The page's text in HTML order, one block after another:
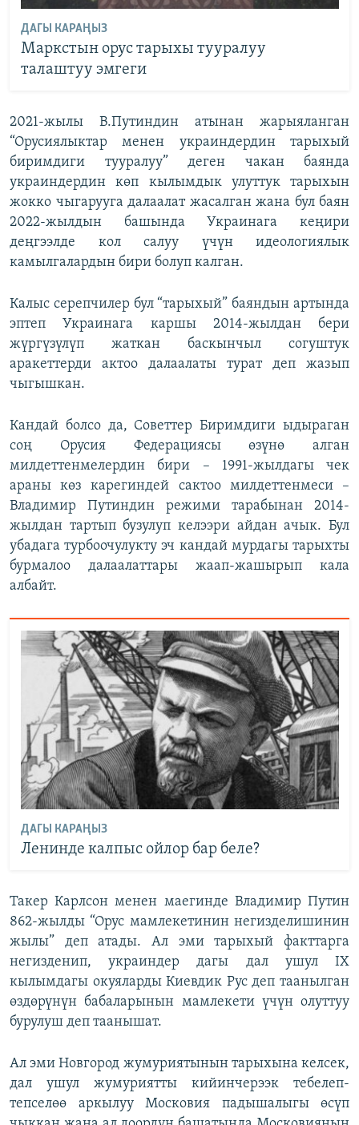
ДАГЫ КАРАҢЫЗ
Маркстын орус тарыхы тууралуу
талаштуу эмгеги
2021-жылы В.Путиндин атынан жарыяланган
“Орусиялыктар менен украиндердин тарыхый
биримдиги тууралуу” деген чакан баянда
украиндердин көп кылымдык улуттук тарыхын
жокко чыгарууга далаалат жасалган жана бул баян
2022-жылдын башында Украинага кеңири
деңгээлде кол салуу үчүн идеологиялык
камылгалардын бири болуп калган.
Калыс серепчилер бул “тарыхый” баяндын артында
эптеп Украинага каршы 2014-жылдан бери
жүргүзүлүп жаткан баскынчыл согуштук
аракеттерди актоо далаалаты турат деп жазып
чыгышкан.
Кандай болсо да, Советтер Биримдиги ыдыраган
соң Орусия Федерациясы өзүнө алган
милдеттенмелердин бири – 1991-жылдагы чек
араны көз карегиндей сактоо милдеттенмеси –
Владимир Путиндин режими тарабынан 2014-
жылдан тартып бузулуп келээри айдан ачык. Бул
убадага турбоочулукту эч кандай мурдагы тарыхты
бурмалоо далаалаттары жаап-жашырып кала
албайт.
ДАГЫ КАРАҢЫЗ
Ленинде калпыс ойлор бар беле?
Такер Карлсон менен маегинде Владимир Путин
862-жылды “Орус мамлекетинин негизделишинин
жылы” деп атады. Ал эми тарыхый факттарга
негизденип, украиндер дагы дал ушул IX
кылымдагы окуяларды Киевдик Рус деп таанылган
өздөрүнүн бабаларынын мамлекети үчүн олуттуу
бурулуш деп таанышат.
Ал эми Новгород жумуриятынын тарыхына келсек,
дал ушул жумуриятты кийинчерээк тебелеп-
тепселөө аркылуу Московия падышалыгы өсүп